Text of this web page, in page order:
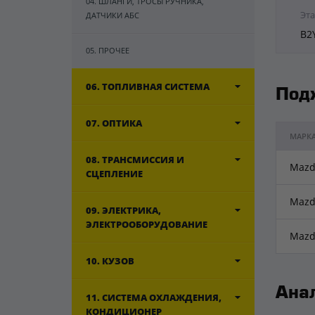
ДАТЧИКИ АБС
05. ПРОЧЕЕ
06. ТОПЛИВНАЯ СИСТЕМА
07. ОПТИКА
08. ТРАНСМИССИЯ И
СЦЕПЛЕНИЕ
09. ЭЛЕКТРИКА,
ЭЛЕКТРООБОРУДОВАНИЕ
10. КУЗОВ
11. СИСТЕМА ОХЛАЖДЕНИЯ,
КОНДИЦИОНЕР